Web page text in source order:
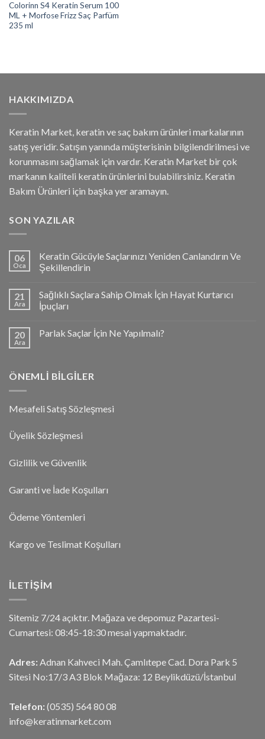
Colorinn S4 Keratin Serum 100
ML + Morfose Frizz Saç Parfüm
235 ml
HAKKIMIZDA
Keratin Market, keratin ve saç bakım ürünleri markalarının
satış yeridir. Satışın yanında müşterisinin bilgilendirilmesi ve
korunmasını sağlamak için vardır. Keratin Market bir çok
markanın kaliteli keratin ürünlerini bulabilirsiniz. Keratin
Bakım Ürünleri için başka yer aramayın.
SON YAZILAR
06
Oca
Keratin Gücüyle Saçlarınızı Yeniden Canlandırın Ve
Şekillendirin
21
Ara
Sağlıklı Saçlara Sahip Olmak İçin Hayat Kurtarıcı
İpuçları
20
Ara
Parlak Saçlar İçin Ne Yapılmalı?
ÖNEMLI BILGILER
Mesafeli Satış Sözleşmesi
Üyelik Sözleşmesi
Gizlilik ve Güvenlik
Garanti ve İade Koşulları
Ödeme Yöntemleri
Kargo ve Teslimat Koşulları
İLETIŞIM
Sitemiz 7/24 açıktır. Mağaza ve depomuz Pazartesi-
Cumartesi: 08:45-18:30 mesai yapmaktadır.
Adres: Adnan Kahveci Mah. Çamlıtepe Cad. Dora Park 5
Sitesi No:17/3 A3 Blok Mağaza: 12 Beylikdüzü/İstanbul
Telefon: (0535) 564 80 08
info@keratinmarket.com